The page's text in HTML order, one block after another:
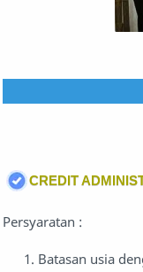
CREDIT
Persyaratan :
Batasan usia